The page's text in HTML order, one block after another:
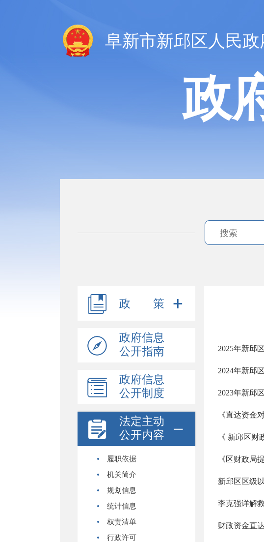
阜新市新邱区人民政
政
政 策
政府信息
公开指南
政府信息
公开制度
法定主动
公开内容
履职依据
机关简介
规划信息
统计信息
权责清单
行政许可
2025年新邱
2024年新邱
2023年新邱
《直达资金
《 新邱区财
《区财政局
新邱区区级
李克强详解
财政资金直